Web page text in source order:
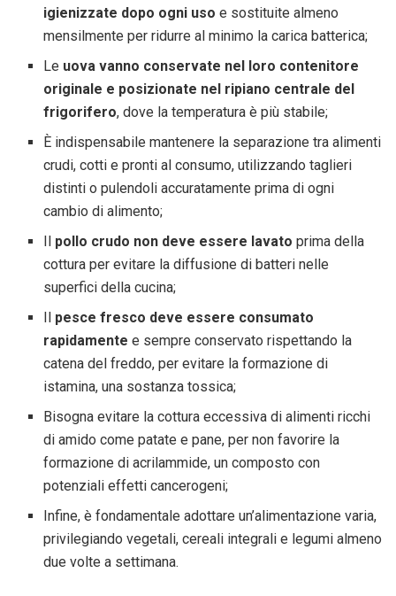
igienizzate dopo ogni uso e sostituite almeno
mensilmente per ridurre al minimo la carica batterica;
Le uova vanno conservate nel loro contenitore
originale e posizionate nel ripiano centrale del
frigorifero, dove la temperatura è più stabile;
È indispensabile mantenere la separazione tra alimenti
crudi, cotti e pronti al consumo, utilizzando taglieri
distinti o pulendoli accuratamente prima di ogni
cambio di alimento;
pollo crudo non deve essere lavato prima della
cottura per evitare la diffusione di batteri nelle
superfici della cucina;
pesce fresco deve essere consumato
rapidamente e sempre conservato rispettando la
catena del freddo, per evitare la formazione di
istamina, una sostanza tossica;
Bisogna evitare la cottura eccessiva di alimenti ricchi
di amido come patate e pane, per non favorire la
formazione di acrilammide, un composto con
potenziali effetti cancerogeni;
Infine, è fondamentale adottare un’alimentazione varia,
privilegiando vegetali, cereali integrali e legumi almeno
due volte a settimana.